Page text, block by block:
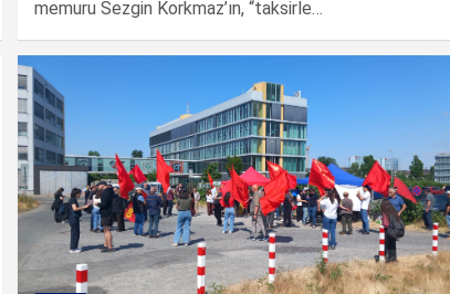
memuru Sezgin Korkmaz’ın, “taksirle…